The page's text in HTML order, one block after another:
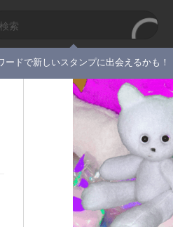
ードで新しいスタンプに出会えるかも！